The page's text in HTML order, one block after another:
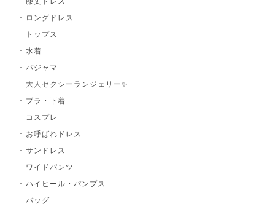
ロングドレス
トップス
水着
パジャマ
大人セクシーランジェリー✨
ブラ・下着
コスプレ
お呼ばれドレス
サンドレス
ワイドパンツ
ハイヒール・パンプス
バッグ